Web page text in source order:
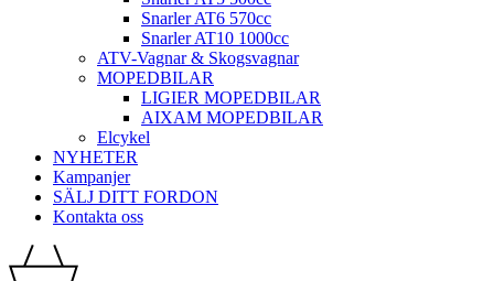
Snarler AT6 570cc
Snarler AT10 1000cc
ATV-Vagnar & Skogsvagnar
MOPEDBILAR
LIGIER MOPEDBILAR
AIXAM MOPEDBILAR
Elcykel
NYHETER
Kampanjer
SÄLJ DITT FORDON
Kontakta oss